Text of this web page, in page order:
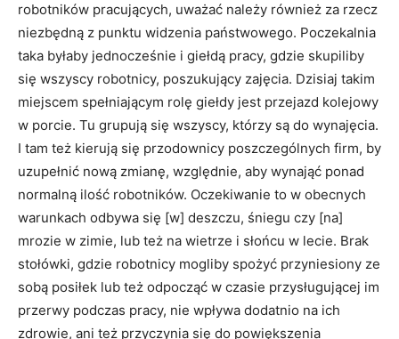
robotników pracują­cych, uważać należy również za rzecz
niezbędną z punktu widzenia państwowego. Poczekalnia
taka byłaby jed­nocześnie i giełdą pracy, gdzie skupiliby
się wszyscy robotnicy, poszukujący zajęcia. Dzisiaj takim
miejscem spełniającym rolę giełdy jest przejazd kolejowy
w porcie. Tu grupują się wszyscy, którzy są do wynajęcia.
I tam też kierują się przodownicy poszczególnych firm, by
uzupełnić nową zmianę, względnie, aby wynająć ponad
nor­malną ilość robotników. Oczekiwanie to w obecnych
warunkach odbywa się [w] deszczu, śniegu czy [na]
mrozie w zimie, lub też na wietrze i słońcu w lecie. Brak
stołówki, gdzie robotnicy mogliby spożyć przyniesiony ze
sobą posiłek lub też odpocząć w czasie przysługującej im
przerwy podczas pracy, nie wpływa dodatnio na ich
zdrowie, ani też przyczynia się do powiększenia